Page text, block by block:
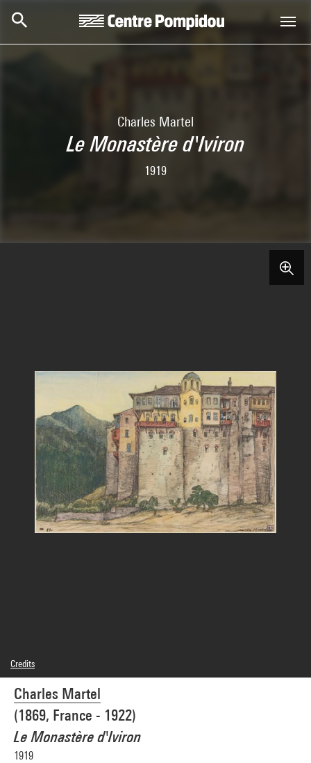
Charles Martel
Le Monastère d'Iviron
1919
Charles Martel
(1869, France - 1922)
Le Monastère d'Iviron
1919
Credits
Domaine public
Photo credits : Centre Pompidou, MNAM-CCI/Bertrand Prévost/Dist. GrandPalaisRmn
Image reference : 4N67840
Image presentation :GrandPalaisRmnPhoto